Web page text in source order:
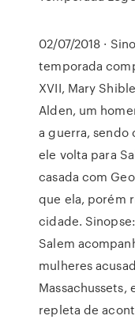
02/07/2018 ·
temporada
XVII, Mary
Alden, um
a guerra, sendo
ele volta para
casada com
que ela, porém
cidade.
Salem
mulheres
Massachussets,
repleta de